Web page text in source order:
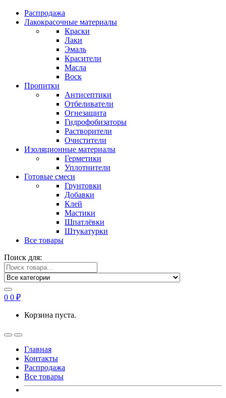
Распродажа
Лакокрасочные материалы
Краски
Лаки
Эмаль
Красители
Масла
Воск
Пропитки
Антисептики
Отбеливатели
Огнезащита
Гидрофобизаторы
Растворители
Очистители
Изоляционные материалы
Герметики
Уплотнители
Готовые смеси
Грунтовки
Добавки
Клей
Мастики
Шпатлёвки
Штукатурки
Все товары
Поиск для:
0 0 ₽
Корзина пуста.
Главная
Контакты
Распродажа
Все товары